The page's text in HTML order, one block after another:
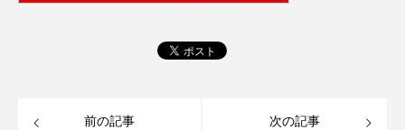
前の記事 次の記事